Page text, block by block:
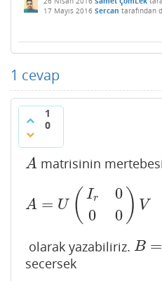
17 Mayıs 2016 Sercan tarafından
1 cevap
1
0
A
A matrisinin mertebesi
A = U ( Ir
0
0
0 ) V
A=U 0
olarak yazabiliriz. B =
B= V−
secersek